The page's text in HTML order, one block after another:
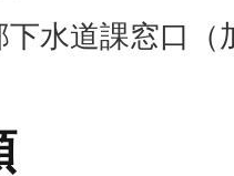
水道課窓口